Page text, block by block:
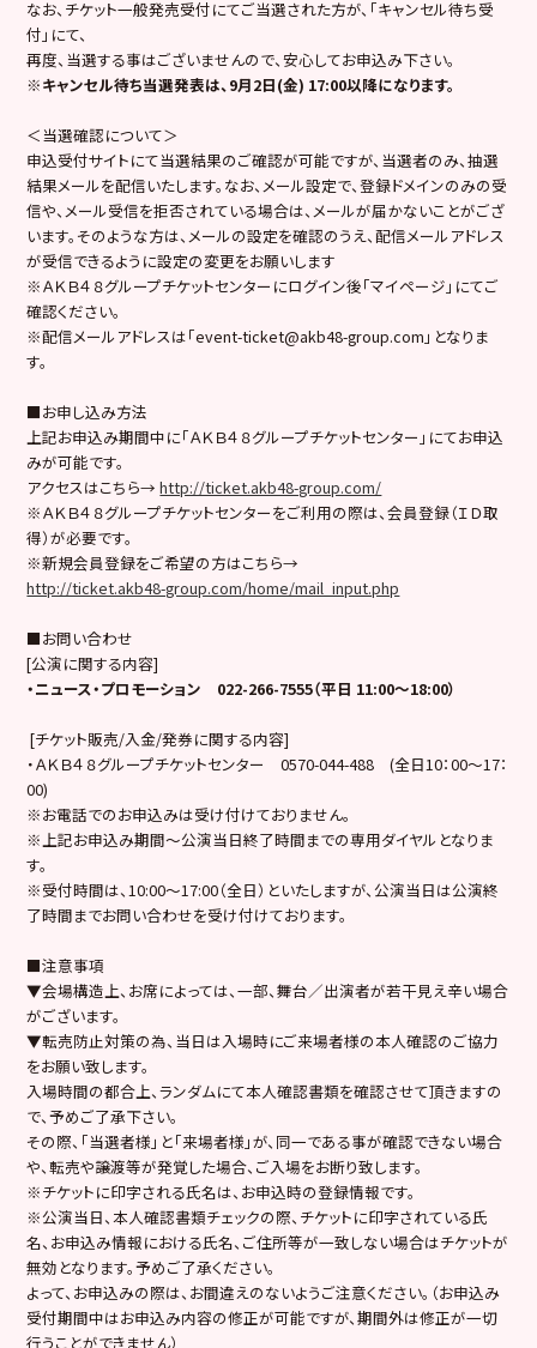
なお、チケット一般発売受付にてご当選された方が、「キャンセル待ち受
付」にて、
再度、当選する事はございませんので、安心してお申込み下さい。
※キャンセル待ち当選発表は、9月2日(金) 17:00以降になります。
＜当選確認について＞
申込受付サイトにて当選結果のご確認が可能ですが、当選者のみ、抽選
結果メールを配信いたします。なお、メール設定で、登録ドメインのみの受
信や、メール受信を拒否されている場合は、メールが届かないことがござ
います。そのような方は、メールの設定を確認のうえ、配信メールアドレス
が受信できるように設定の変更をお願いします
※ＡＫＢ４８グループチケットセンターにログイン後「マイページ」にてご
確認ください。
※配信メールアドレスは「event-ticket@akb48-group.com」となりま
す。
■お申し込み方法
上記お申込み期間中に「ＡＫＢ４８グループチケットセンター」にてお申込
みが可能です。
アクセスはこちら→http://ticket.akb48-group.com/
※ＡＫＢ４８グループチケットセンターをご利用の際は、会員登録（ＩＤ取
得）が必要です。
※新規会員登録をご希望の方はこちら→
http://ticket.akb48-group.com/home/mail_input.php
■お問い合わせ
[公演に関する内容]
・ニュース・プロモーション 022-266-7555（平日 11:00～18:00）
[チケット販売/入金/発券に関する内容]
・ＡＫＢ４８グループチケットセンター 0570-044-488 (全日10：00～17：
00)
※お電話でのお申込みは受け付けておりません。
※上記お申込み期間～公演当日終了時間までの専用ダイヤルとなりま
す。
※受付時間は、10:00～17:00（全日）といたしますが、公演当日は公演終
了時間までお問い合わせを受け付けております。
■注意事項
▼会場構造上、お席によっては、一部、舞台／出演者が若干見え辛い場合
がございます。
▼転売防止対策の為、当日は入場時にご来場者様の本人確認のご協力
をお願い致します。
入場時間の都合上、ランダムにて本人確認書類を確認させて頂きますの
で、予めご了承下さい。
その際、「当選者様」と「来場者様」が、同一である事が確認できない場合
や、転売や譲渡等が発覚した場合、ご入場をお断り致します。
※チケットに印字される氏名は、お申込時の登録情報です。
※公演当日、本人確認書類チェックの際、チケットに印字されている氏
名、お申込み情報における氏名、ご住所等が一致しない場合はチケットが
無効となります。予めご了承ください。
よって、お申込みの際は、お間違えのないようご注意ください。（お申込み
受付期間中はお申込み内容の修正が可能ですが、期間外は修正が一切
行うことができません）